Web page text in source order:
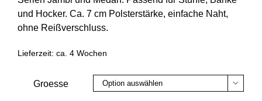
und Hocker. Ca. 7 cm Polsterstärke, einfache Naht,
ohne Reißverschluss.
Lieferzeit: ca. 4 Wochen
Groesse 